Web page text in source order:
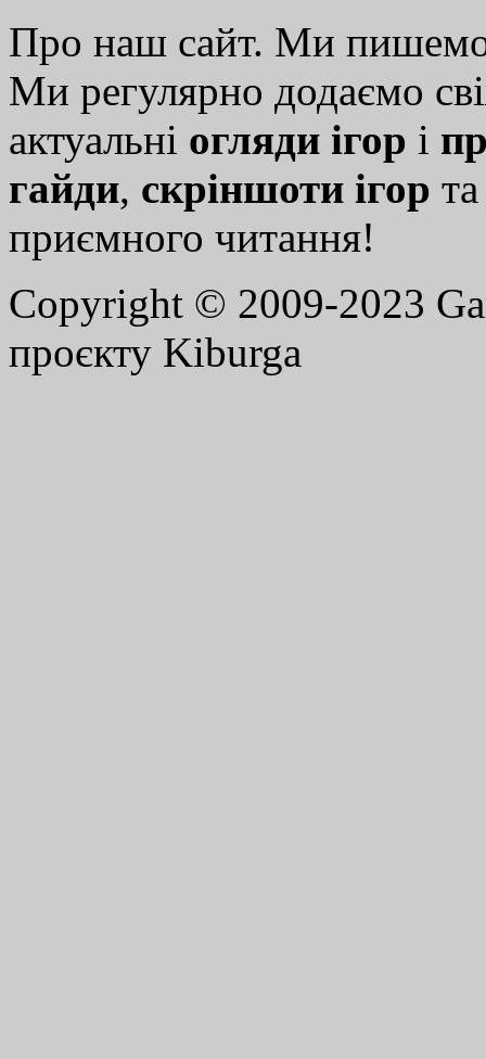
Про наш сайт. Ми
Ми регулярно додаємо
актуальні огляди ігор і
гайди, скріншоти ігор
приємного читання!
Copyright © 2009-2023
проєкту Kiburga